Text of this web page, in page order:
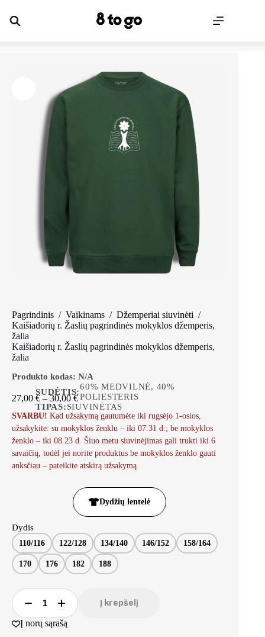
Pagrindinis / Vaikinams / Džemperiai siuvinėti /
Kaišiadorių r. Žaslių pagrindinės mokyklos džemperis,
žalia
Kaišiadorių r. Žaslių pagrindinės mokyklos džemperis,
žalia
Produkto kodas: N/A
SUDĖTIS:
60% MEDVILNĖ, 40%
POLIESTERIS
TIPAS:SIUVINĖTAS
27,00 € – 30,00€
SVARBU! Kad užsakymą gautumėte iki rugsėjo 1-osios,
užsakykite: su mokyklos ženklu – iki 07.31 d.; be mokyklos
ženklo – iki 08.23 d. Šiuo metu siuvinėjimas gali trukti iki 6
savaičių, todėl jei norite produktus be mokyklos ženklo gauti
anksčiau – pateikite atskirą užsakymą.
Dydžių lentelė
Dydis
110/116 122/128 134/140 146/152 158/164
170 176 182 188
Į krepšelį
Į norų sąrašą